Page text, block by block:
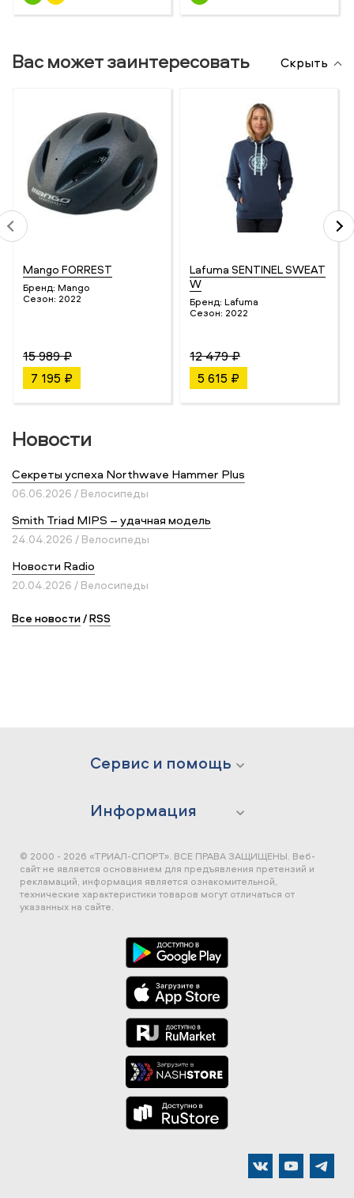
Вас может заинтересовать Скрыть
Mango FORREST
Бренд: Mango
Сезон: 2022
15 989 ₽
7 195 ₽
Lafuma SENTINEL SWEAT
W
Бренд: Lafuma
Сезон: 2022
12 479 ₽
5 615 ₽
Новости
Секреты успеха Northwave Hammer Plus
06.06.2026 / Велосипеды
Smith Triad MIPS – удачная модель
24.04.2026 / Велосипеды
Новости Radio
20.04.2026 / Велосипеды
Все новости/RSS
Сервис и помощь
Информация
© 2000 - 2026 «ТРИАЛ-СПОРТ». ВСЕ ПРАВА ЗАЩИЩЕНЫ. Веб-
сайт не является основанием для предъявления претензий и
рекламаций, информация является ознакомительной,
технические характеристики товаров могут отличаться от
указанных на сайте.